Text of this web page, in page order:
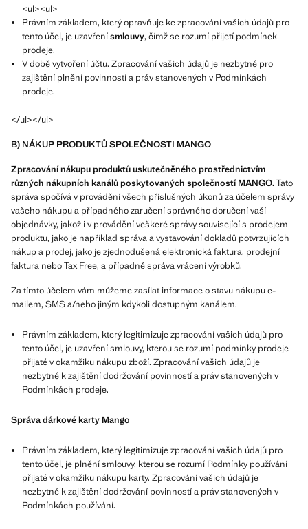
<ul><ul>
Právním základem, který opravňuje ke zpracování vašich údajů pro
tento účel, je uzavřenísmlouvy, čímž se rozumí přijetí podmínek
prodeje.
V době vytvoření účtu. Zpracování vašich údajů je nezbytné pro
zajištění plnění povinností a práv stanovených v Podmínkách
prodeje.
</ul></ul>
B) NÁKUP PRODUKTŮ SPOLEČNOSTI MANGO
Zpracování nákupu produktů uskutečněného prostřednictvím
různých nákupních kanálů poskytovaných společností MANGO.Tato
správa spočívá v provádění všech příslušných úkonů za účelem správy
vašeho nákupu a případného zaručení správného doručení vaší
objednávky, jakož i v provádění veškeré správy související s prodejem
produktu, jako je například správa a vystavování dokladů potvrzujících
nákup a prodej, jako je zjednodušená elektronická faktura, prodejní
faktura nebo Tax Free, a případně správa vrácení výrobků.
Za tímto účelem vám můžeme zasílat informace o stavu nákupu e-
mailem, SMS a/nebo jiným kdykoli dostupným kanálem.
Právním základem, který legitimizuje zpracování vašich údajů pro
tento účel, je uzavření smlouvy, kterou se rozumí podmínky prodeje
přijaté v okamžiku nákupu zboží. Zpracování vašich údajů je
nezbytné k zajištění dodržování povinností a práv stanovených v
Podmínkách prodeje.
Správa dárkové karty Mango
Právním základem, který legitimizuje zpracování vašich údajů pro
tento účel, je plnění smlouvy, kterou se rozumí Podmínky používání
přijaté v okamžiku nákupu karty. Zpracování vašich údajů je
nezbytné k zajištění dodržování povinností a práv stanovených v
Podmínkách používání.